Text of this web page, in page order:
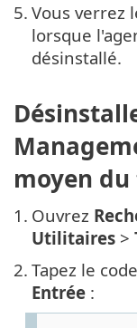
5. Vous verrez
lorsque
désinstallé.
moyen
1. Ouvrez
Utilitaires >
2. Tapez le
Entrée :